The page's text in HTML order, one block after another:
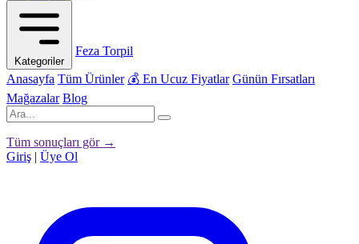
Kategoriler
Feza Torpil
Anasayfa Tüm Ürünler 💰 En Ucuz Fiyatlar Günün Fırsatları
Mağazalar Blog
Tüm sonuçları gör →
Giriş | Üye Ol